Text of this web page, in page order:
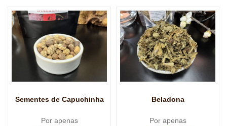
Sementes de Capuchinha
Por apenas
Beladona
Por apenas